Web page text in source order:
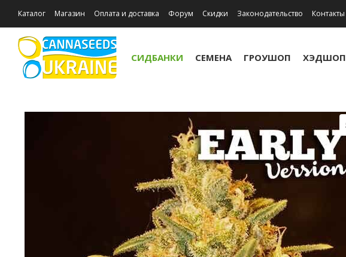
Каталог Магазин Оплата и доставка Форум Скидки Законодательство Контакты
СИДБАНКИ СЕМЕНА ГРОУШОП ХЭДШОП